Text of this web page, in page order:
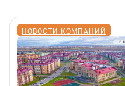
НОВОСТИ КОМПАНИЙ